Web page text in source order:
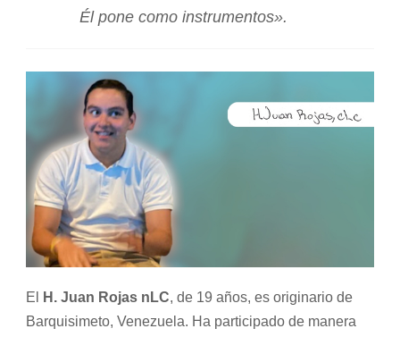
Él pone como instrumentos».
El H. Juan Rojas nLC, de 19 años, es originario de
Barquisimeto, Venezuela. Ha participado de manera